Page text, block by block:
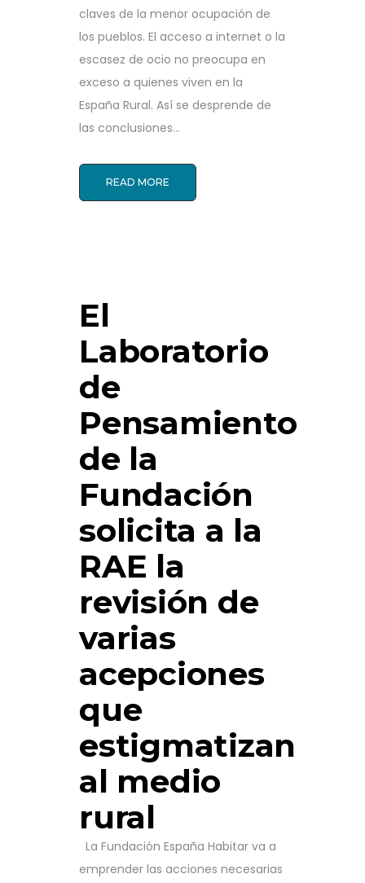
claves de la menor ocupación de
los pueblos. El acceso a internet o la
escasez de ocio no preocupa en
exceso a quienes viven en la
España Rural. Así se desprende de
las conclusiones...
READ MORE
El
Laboratorio
de
Pensamiento
de la
Fundación
solicita a la
RAE la
revisión de
varias
acepciones
que
estigmatizan
al medio
rural
La Fundación España Habitar va a
emprender las acciones necesarias